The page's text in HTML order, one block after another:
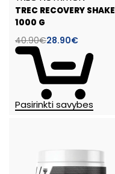
TREC RECOVERY SHAKE
1000 G
40.90€28.90€
Pasirinkti savybes